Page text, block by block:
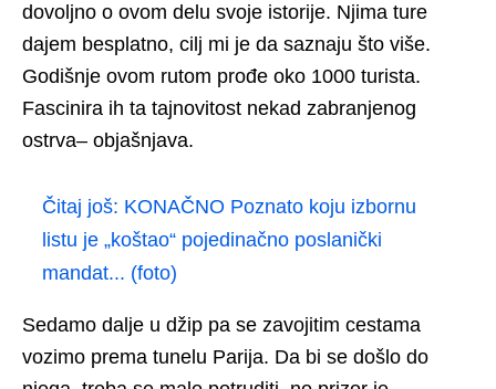
dovoljno o ovom delu svoje istorije. Njima ture
dajem besplatno, cilj mi je da saznaju što više.
Godišnje ovom rutom prođe oko 1000 turista.
Fascinira ih ta tajnovitost nekad zabranjenog
ostrva– objašnjava.
Čitaj još: KONAČNO Poznato koju izbornu
listu je „koštao“ pojedinačno poslanički
mandat... (foto)
Sedamo dalje u džip pa se zavojitim cestama
vozimo prema tunelu Parija. Da bi se došlo do